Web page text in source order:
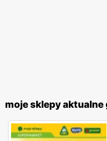
moje sklepy